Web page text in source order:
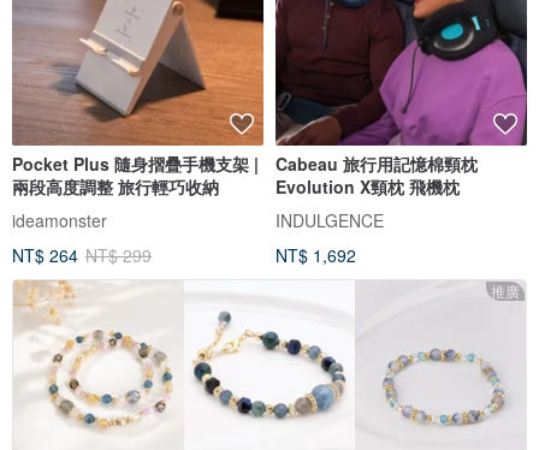
Pocket Plus 隨身摺疊手機支架 |
兩段高度調整 旅行輕巧收納
ideamonster
NT$ 264 NT$ 299
Cabeau 旅行用記憶棉頸枕
Evolution X頸枕 飛機枕
INDULGENCE
NT$ 1,692
推廣